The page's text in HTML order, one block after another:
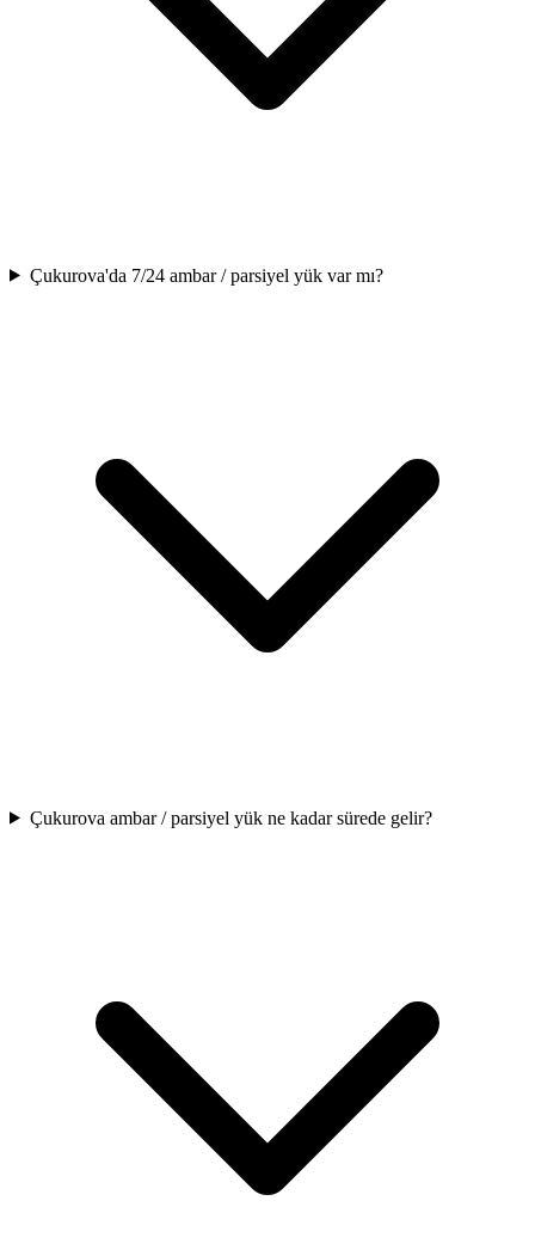
Çukurova'da 7/24 ambar / parsiyel yük var mı?
Çukurova ambar / parsiyel yük ne kadar sürede gelir?